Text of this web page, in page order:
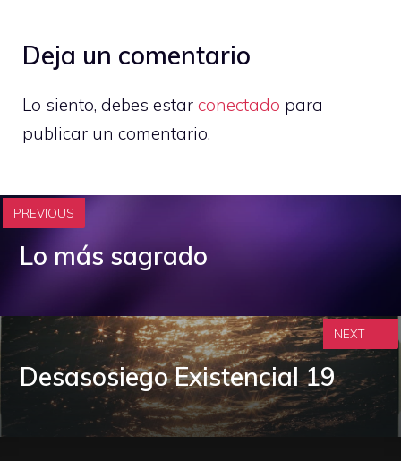
Deja un comentario
Lo siento, debes estar conectado para
publicar un comentario.
PREVIOUS
Lo más sagrado
Desasosiego Existencial 19
NEXT